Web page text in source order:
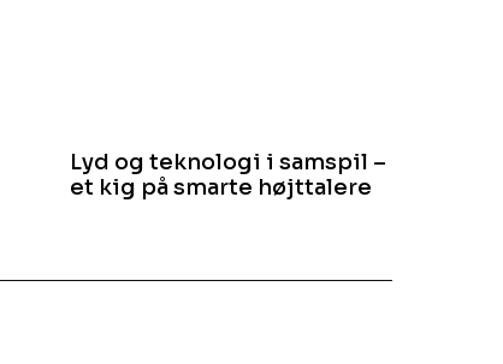
Lyd og teknologi i samspil –
et kig på smarte højttalere